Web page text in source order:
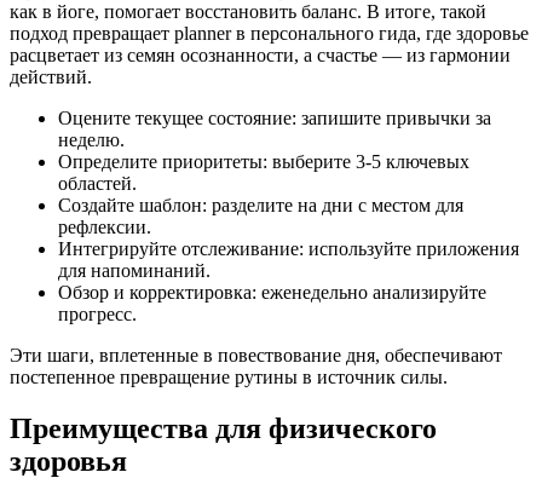
как в йоге, помогает восстановить баланс. В итоге, такой
подход превращает planner в персонального гида, где здоровье
расцветает из семян осознанности, а счастье — из гармонии
действий.
Оцените текущее состояние: запишите привычки за
неделю.
Определите приоритеты: выберите 3-5 ключевых
областей.
Создайте шаблон: разделите на дни с местом для
рефлексии.
Интегрируйте отслеживание: используйте приложения
для напоминаний.
Обзор и корректировка: еженедельно анализируйте
прогресс.
Эти шаги, вплетенные в повествование дня, обеспечивают
постепенное превращение рутины в источник силы.
Преимущества для физического
здоровья